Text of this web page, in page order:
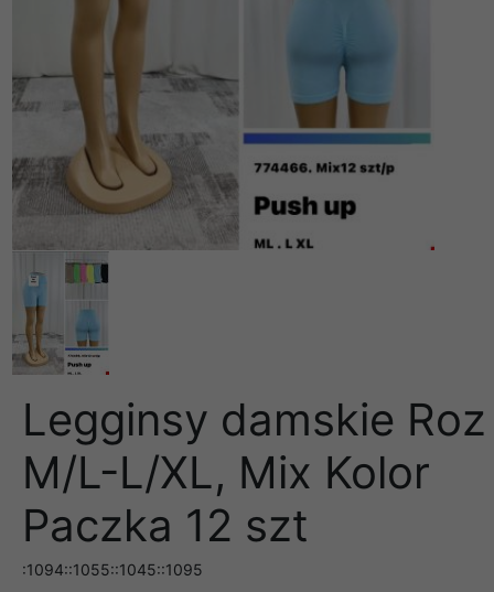
Legginsy damskie Roz
M/L-L/XL, Mix Kolor
Paczka 12 szt
:1094::1055::1045::1095